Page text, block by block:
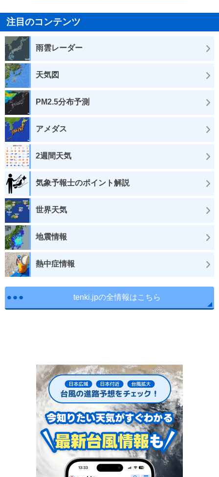
注目のコンテンツ
雨雲レーダー
天気図
PM2.5分布予測
アメダス
2週間天気
気象予報士のポイント解説
世界天気
地震情報
熱中症情報
tenki.jpの全情報はこちら